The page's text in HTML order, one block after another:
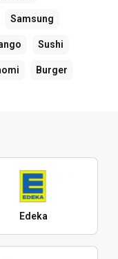
Samsung
Sushi
Burger
Edeka